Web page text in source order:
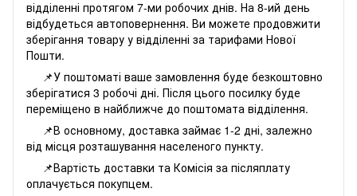
відділенні протягом 7-ми робочих днів. На 8-ий день
відбудеться автоповернення. Ви можете продовжити
зберігання товару у відділенні за тарифами Нової
Пошти.
📌У поштоматі ваше замовлення буде безкоштовно
зберігатися 3 робочі дні. Після цього посилку буде
переміщено в найближче до поштомата відділення.
📌В основному, доставка займає 1-2 дні, залежно
від місця розташування населеного пункту.
📌Вартість доставки та Комісія за післяплату
оплачується покупцем.